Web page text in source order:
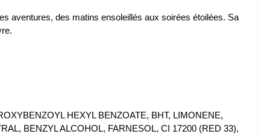
aventures, des matins ensoleillés aux soirées étoilées. Sa
HEXYL BENZOATE, BHT, LIMONENE,
BENZYL ALCOHOL, FARNESOL, CI 17200 (RED 33),